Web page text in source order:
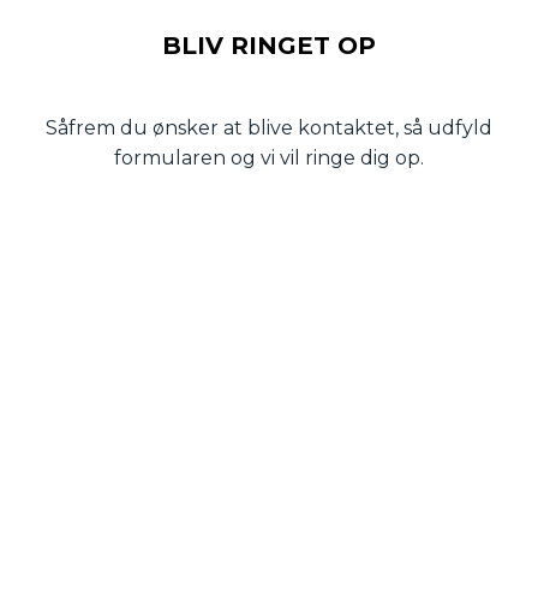
BLIV RINGET OP
Såfrem du ønsker at blive kontaktet, så udfyld
formularen og vi vil ringe dig op.